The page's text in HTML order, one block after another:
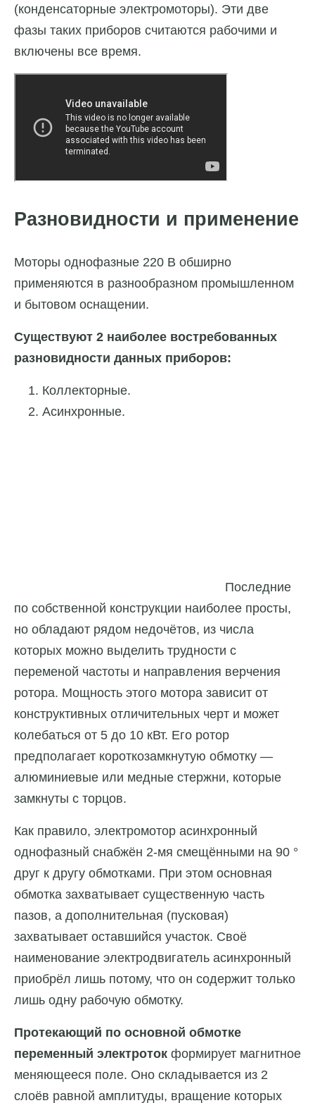
(конденсаторные электромоторы). Эти две
фазы таких приборов считаются рабочими и
включены все время.
Разновидности и применение
Моторы однофазные 220 В обширно
применяются в разнообразном промышленном
и бытовом оснащении.
Существуют 2 наиболее востребованных
разновидности данных приборов:
Коллекторные.
Асинхронные.
Последние
по собственной конструкции наиболее просты,
но обладают рядом недочётов, из числа
которых можно выделить трудности с
переменой частоты и направления верчения
ротора. Мощность этого мотора зависит от
конструктивных отличительных черт и может
колебаться от 5 до 10 кВт. Его ротор
предполагает короткозамкнутую обмотку —
алюминиевые или медные стержни, которые
замкнуты с торцов.
Как правило, электромотор асинхронный
однофазный снабжён 2-мя смещёнными на 90 °
друг к другу обмотками. При этом основная
обмотка захватывает существенную часть
пазов, а дополнительная (пусковая)
захватывает оставшийся участок. Своё
наименование электродвигатель асинхронный
приобрёл лишь потому, что он содержит только
лишь одну рабочую обмотку.
Протекающий по основной обмотке
переменный электроток формирует магнитное
меняющееся поле. Оно складывается из 2
слоёв равной амплитуды, вращение которых